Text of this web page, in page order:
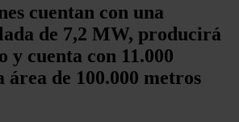
cuentan con una
de 7,2 MW, producirá
y cuenta con 11.000
área de 100.000 metros